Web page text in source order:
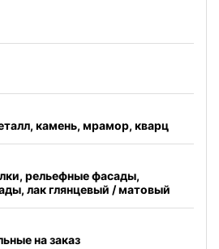
камень, мрамор, кварц
рельефные фасады,
лак глянцевый / матовый
на заказ